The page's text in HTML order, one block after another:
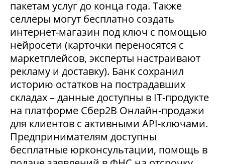
пакетам услуг до конца года. Также
селлеры могут бесплатно создать
интернет-магазин под ключ с помощью
нейросети (карточки переносятся с
маркетплейсов, эксперты настраивают
рекламу и доставку). Банк сохранил
историю остатков на пострадавших
складах – данные доступны в IT-продукте
на платформе Сбер2В Онлайн-продажи
для клиентов с активными API-ключами.
Предпринимателям доступны
бесплатные юрконсультации, помощь в